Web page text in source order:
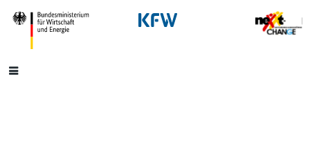
SrOnlyNavigation
Hauptmenü